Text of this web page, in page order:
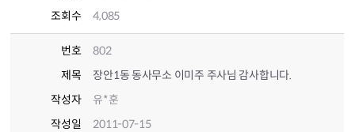
조회수
4,085
번호
802
제목
장안1동 동사무소 이미주 주사님 감사합니다.
작성자
유*훈
작성일
2011-07-15